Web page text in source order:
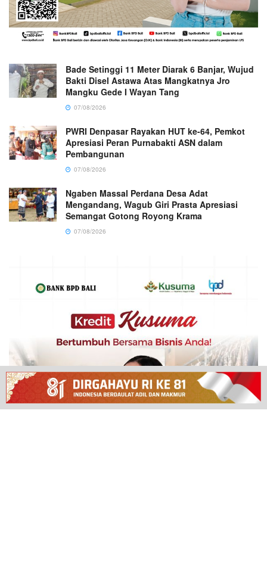
Bade Setinggi 11 Meter Diarak 6 Banjar, Wujud
Bakti Disel Astawa Atas Mangkatnya Jro
Mangku Gede I Wayan Tang
07/08/2026
PWRI Denpasar Rayakan HUT ke-64, Pemkot
Apresiasi Peran Purnabakti ASN dalam
Pembangunan
07/08/2026
Ngaben Massal Perdana Desa Adat
Mengandang, Wagub Giri Prasta Apresiasi
Semangat Gotong Royong Krama
07/08/2026